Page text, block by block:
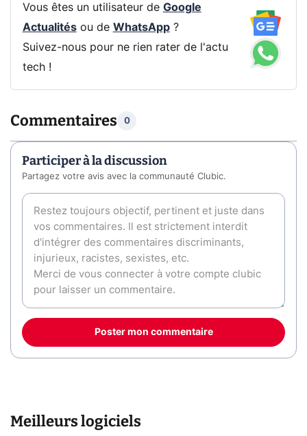
Vous êtes un utilisateur de Google
Actualitésou de WhatsApp?
Suivez-nous pour ne rien rater de l'actu
tech !
Commentaires 0
Participer à la discussion
Partagez votre avis avec la communauté Clubic.
Poster mon commentaire
Meilleurs logiciels